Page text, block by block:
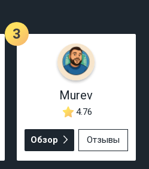
3
Murev
4.76
Обзор Отзывы